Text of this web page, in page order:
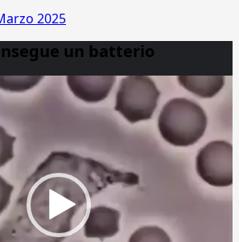
2025
un batterio